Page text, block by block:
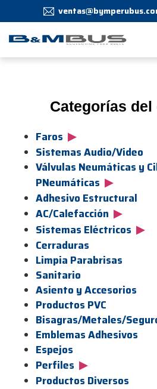
Categorías del
Faros ▶
Sistemas Audio/Video
Válvulas Neumáticas y
PNeumáticas ▶
Adhesivo Estructural
AC/Calefacción ▶
Sistemas Eléctricos ▶
Cerraduras
Limpia Parabrisas
Sanitario
Asiento y Accesorios
Productos PVC
Bisagras/Metales/
Emblemas Adhesivos
Espejos
Perfiles ▶
Productos Diversos